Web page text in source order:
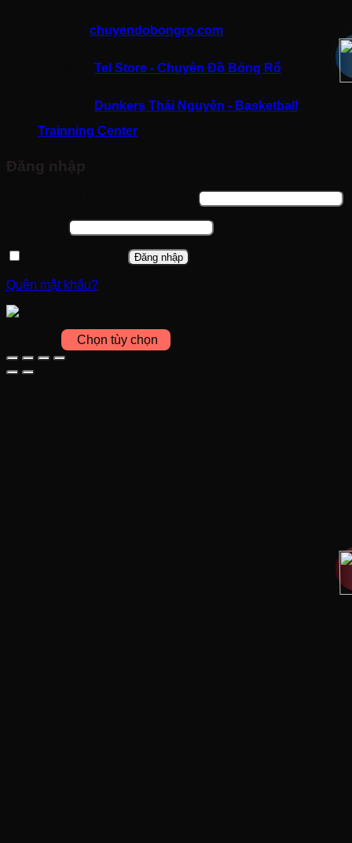
chuyendobongro.com
Tel Store - Chuyên Đồ Bóng Rổ
Dunkers Thái Nguyên - Basketball
Trainning Center
Đăng nhập
Bắt
buộc
Bắt
buộc
Đăng nhập
Quên mật khẩu?
Chọn tùy chọn